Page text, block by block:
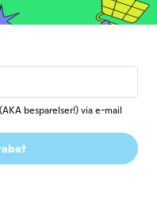
besparelser!) via e-mail